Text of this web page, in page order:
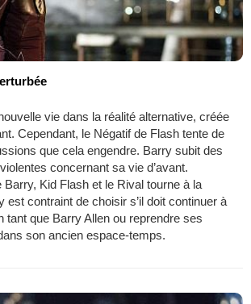
vie dans la réalité alternative, créée
Cependant, le Négatif de Flash tente de
que cela engendre. Barry subit des
concernant sa vie d’avant.
Barry, Kid Flash et le Rival tourne à la
est contraint de choisir s’il doit continuer à
tant que Barry Allen ou reprendre ses
son ancien espace-temps.